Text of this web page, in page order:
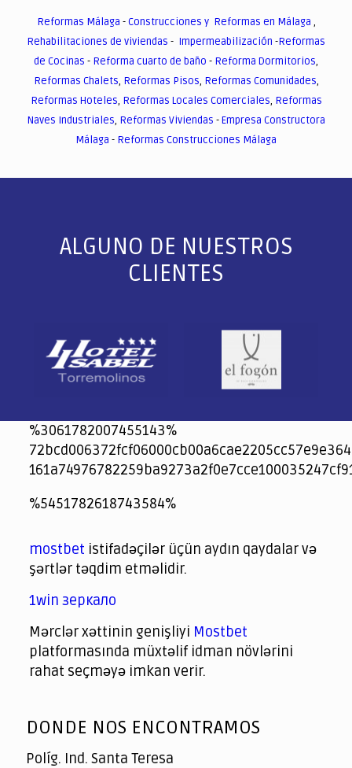
Reformas Málaga -Construcciones y Reformas en Málaga ,
Rehabilitaciones de viviendas - Impermeabilización -Reformas
de Cocinas - Reforma cuarto de baño - Reforma Dormitorios,
Reformas Chalets, Reformas Pisos, Reformas Comunidades,
Reformas Hoteles, Reformas Locales Comerciales, Reformas
Naves Industriales, Reformas Viviendas -Empresa Constructora
Málaga - Reformas Construcciones Málaga
ALGUNO DE NUESTROS
CLIENTES
%3061782007455143%
jeetcity
1xbet
jeet city casino
%5451782618743584%
spintiger
Avabet
Spinrise
Crown Green
Crowngreen casino login
슈가 러쉬1000 슬롯
crazy time casino online
1xcasinozambia.com
codingworldnews.com
parimatch.kr
winorio
winorio casino
winorio
mostbet istifadəçilər üçün aydın qaydalar və
şərtlər təqdim etməlidir.
1win зеркало
Mərclər xəttinin genişliyi Mostbet
platformasında müxtəlif idman növlərini
rahat seçməyə imkan verir.
of
DONDE NOS ENCONTRAMOS
Políg. Ind. Santa Teresa